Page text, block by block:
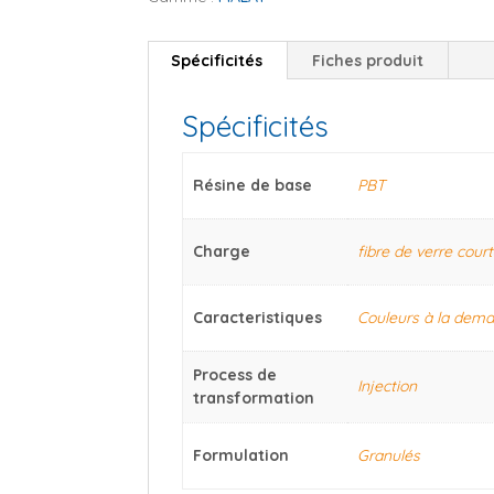
Spécificités Fiches produit
Spécificités
Résine de base PBT
Charge fibre de verre
Caracteristiques Couleurs à la
Process de
transformation
Injection
Formulation Granulés